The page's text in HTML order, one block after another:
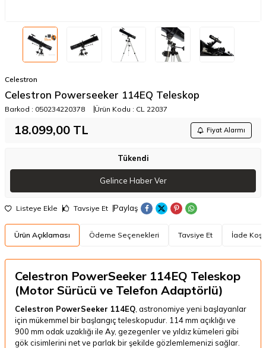
Celestron
Celestron Powerseeker 114EQ Teleskop
Barkod : 050234220378 Ürün Kodu : CL 22037
18.099,00 TL Fiyat Alarmı
Tükendi
Gelince Haber Ver
Listeye Ekle Tavsiye Et Paylaş
Ürün Açıklaması Ödeme Seçenekleri Tavsiye Et İade
Celestron PowerSeeker 114EQ Teleskop
(Motor Sürücü ve Telefon Adaptörlü)
Celestron PowerSeeker 114EQ , astronomiye yeni başlayanlar
için mükemmel bir başlangıç teleskopudur. 114 mm açıklığı ve
900 mm odak uzaklığı ile Ay, gezegenler ve yıldız kümeleri gibi
gök cisimlerini net ve parlak bir şekilde gözlemlemenizi sağlar.